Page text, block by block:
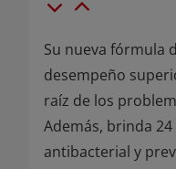
Su nueva fórmula
desempeño
raíz de los
Además, brinda
antibacterial y